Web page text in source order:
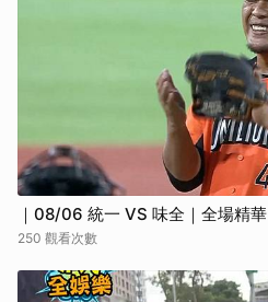
｜08/06 統一 VS 味全｜全場精華
250 觀看次數